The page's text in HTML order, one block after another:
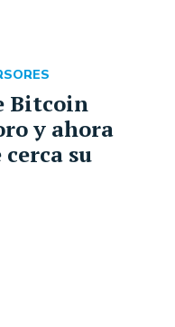
Bitcoin
y ahora
su